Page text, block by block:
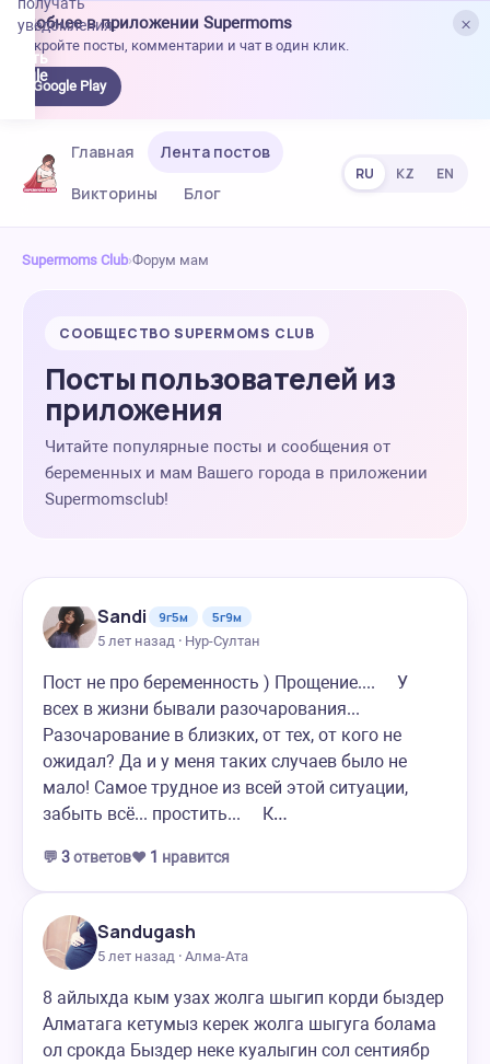
×
Удобнее в приложении Supermoms
Откройте посты, комментарии и чат в один клик.
Google Play
уведомления.
Главная
Лента постов
Викторины
Блог
RU KZ EN
Supermoms Club›Форум мам
СООБЩЕСТВО SUPERMOMS CLUB
Посты пользователей из
приложения
Читайте популярные посты и сообщения от
беременных и мам Вашего города в приложении
Supermomsclub!
Sandi 9г5м
5г9м
5 лет назад · Нур-Султан
Пост не про беременность ) Прощение.... ⠀ У
всех в жизни бывали разочарования...
Разочарование в близких, от тех, от кого не
ожидал? Да и у меня таких случаев было не
мало! Самое трудное из всей этой ситуации,
забыть всё... простить... ⠀ К…
💬 3ответов❤️ 1 нравится
Sandugash
5 лет назад · Алма-Ата
8 айлыхда кым узах жолга шыгип корди быздер
Алматага кетумыз керек жолга шыгуга болама
ол срокда Быздер неке куалыгин сол сентиябр